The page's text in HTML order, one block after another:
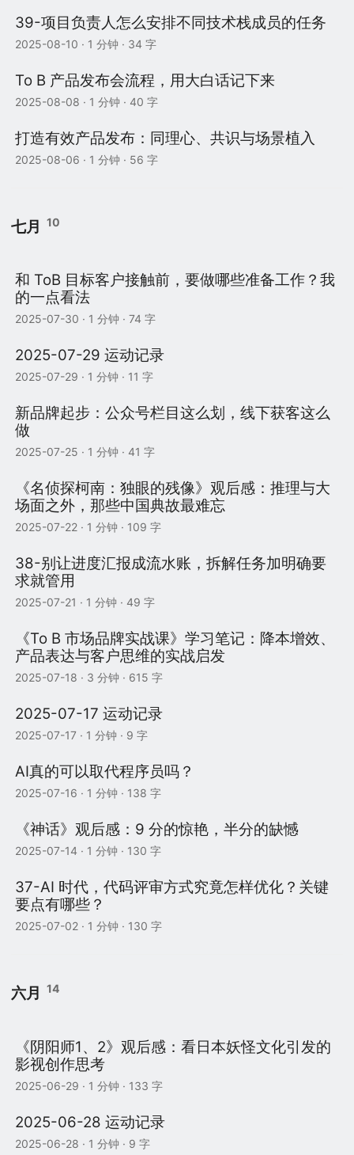
39-项目负责人怎么安排不同技术栈成员的任务
2025-08-10 · 1 分钟 · 34 字
To B 产品发布会流程，用大白话记下来
2025-08-08 · 1 分钟 · 40 字
打造有效产品发布：同理心、共识与场景植入
2025-08-06 · 1 分钟 · 56 字
七月 10
和 ToB 目标客户接触前，要做哪些准备工作？我
的一点看法
2025-07-30 · 1 分钟 · 74 字
2025-07-29 运动记录
2025-07-29 · 1 分钟 · 11 字
新品牌起步：公众号栏目这么划，线下获客这么
做
2025-07-25 · 1 分钟 · 41 字
《名侦探柯南：独眼的残像》观后感：推理与大
场面之外，那些中国典故最难忘
2025-07-22 · 1 分钟 · 109 字
38-别让进度汇报成流水账，拆解任务加明确要
求就管用
2025-07-21 · 1 分钟 · 49 字
《To B 市场品牌实战课》学习笔记：降本增效、
产品表达与客户思维的实战启发
2025-07-18 · 3 分钟 · 615 字
2025-07-17 运动记录
2025-07-17 · 1 分钟 · 9 字
AI真的可以取代程序员吗？
2025-07-16 · 1 分钟 · 138 字
《神话》观后感：9 分的惊艳，半分的缺憾
2025-07-14 · 1 分钟 · 130 字
37-AI 时代，代码评审方式究竟怎样优化？关键
要点有哪些？
2025-07-02 · 1 分钟 · 130 字
六月 14
《阴阳师1、2》观后感：看日本妖怪文化引发的
影视创作思考
2025-06-29 · 1 分钟 · 133 字
2025-06-28 运动记录
2025-06-28 · 1 分钟 · 9 字